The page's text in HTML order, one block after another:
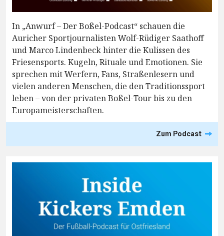
In „Anwurf – Der Boßel-Podcast“ schauen die
Auricher Sportjournalisten Wolf-Rüdiger Saathoff
und Marco Lindenbeck hinter die Kulissen des
Friesensports. Kugeln, Rituale und Emotionen. Sie
sprechen mit Werfern, Fans, Straßenlesern und
vielen anderen Menschen, die den Traditionssport
leben – von der privaten Boßel-Tour bis zu den
Europameisterschaften.
Zum Podcast